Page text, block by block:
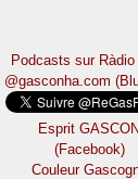
Podcasts sur
@gasconha.com
Esprit GASCON
(Facebook)
Couleur